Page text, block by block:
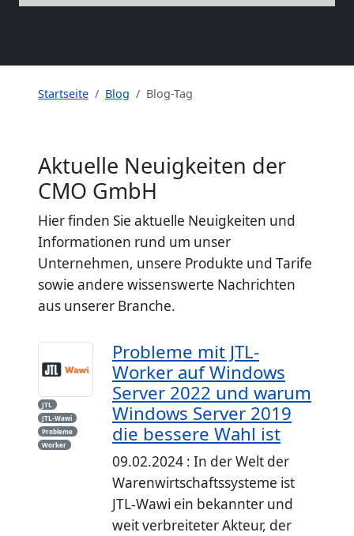
Startseite Blog Blog-Tag
Aktuelle Neuigkeiten der
CMO GmbH
Hier finden Sie aktuelle Neuigkeiten und
Informationen rund um unser
Unternehmen, unsere Produkte und Tarife
sowie andere wissenswerte Nachrichten
aus unserer Branche.
JTL
JTL-Wawi
Probleme
Worker
Probleme mit JTL-
Worker auf Windows
Server 2022 und warum
Windows Server 2019
die bessere Wahl ist
09.02.2024 : In der Welt der
Warenwirtschaftssysteme ist
JTL-Wawi ein bekannter und
weit verbreiteter Akteur, der